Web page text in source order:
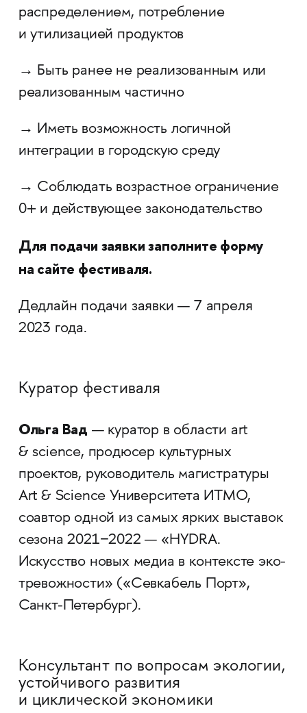
распределением, потребление
и утилизацией продуктов
→ Быть ранее не реализованным или
реализованным частично
→ Иметь возможность логичной
интеграции в городскую среду
→ Соблюдать возрастное ограничение
0+ и действующее законодательство
Для подачи заявки заполните форму
на сайте фестиваля.
Дедлайн подачи заявки — 7 апреля
2023 года.
Куратор фестиваля
Ольга Вад — куратор в области art
& science, продюсер культурных
проектов, руководитель магистратуры
Art & Science Университета ИТМО,
соавтор одной из самых ярких выставок
сезона 2021−2022 — «HYDRA.
Искусство новых медиа в контексте эко-
тревожности» («Севкабель Порт»,
Санкт-Петербург).
Консультант по вопросам экологии,
устойчивого развития
и циклической экономики